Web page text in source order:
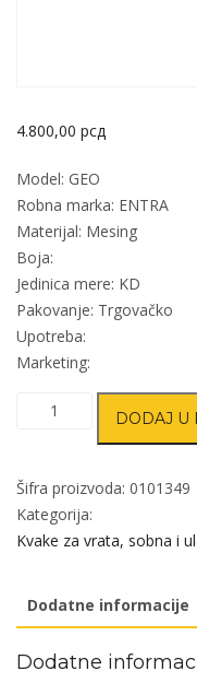
4.800,00 рсд
Model: GEO
Robna marka: ENTRA
Materijal: Mesing
Boja:
Jedinica mere: KD
Pakovanje: Trgovačko
Upotreba:
Marketing:
Kvaka
vrata
GEO
8x8/fi
DODAJ U
Šifra proizvoda: 0101349
Kategorija:
Kvake za vrata, sobna i
Dodatne informacije
Dodatne